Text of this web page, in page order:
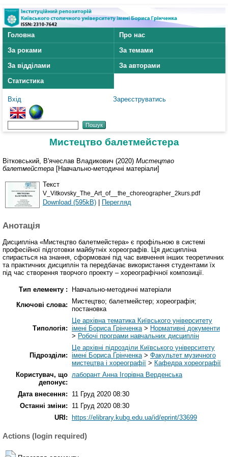
Головна
Про нас
За роками
За темами
За відділами
За авторами
Статистика
Вхід Зареєструватись
Мистецтво балетмейстера
Вітковський, В'ячеслав Владикович (2020) Мистецтво
балетмейстера [Навчально-методичні матеріали]
Текст
V_Vitkovsky_The_Art_of__the_choreographer_2kurs.pdf
Download (595kB) | Перегляд
Анотація
Дисципліна «Мистецтво балетмейстера» є профільною в системі
професійної підготовки майбутніх хореографів. Ця дисципліна
спирається на знання, сформовані під час вивчення інших теоретичних
та практичних дисциплін та передбачає використання студентами їх
під час створення творчого проекту – хореографічної композиції.
Тип елементу :
Навчально-методичні матеріали
Ключові слова:
Мистецтво; балетмейстер; хореографія;
постановка
Типологія:
Це архівна тематика Київського університету
імені Бориса Грінченка> Нормативні документи
> Робочі програми навчальних дисциплін
Підрозділи:
Це архівні підрозділи Київського університету
імені Бориса Грінченка> Факультет музичного
мистецтва і хореографії > Кафедра хореографії
Користувач, що
депонує:
лаборант Анна Ігорівна Верденська
Дата внесення:
11 Груд 2020 08:30
Останні зміни:
11 Груд 2020 08:30
URI:
https://elibrary.kubg.edu.ua/id/eprint/33699
Actions (login required)